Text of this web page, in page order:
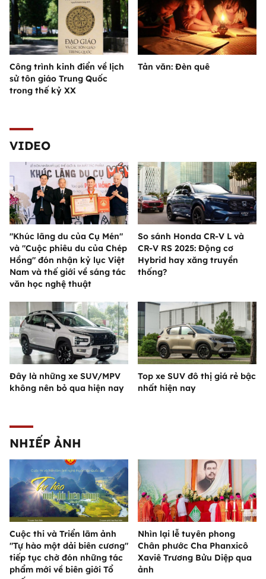
Công trình kinh điển về lịch
sử tôn giáo Trung Quốc
trong thế kỷ XX
Tản văn: Đèn quê
VIDEO
"Khúc lãng du của Cụ Mén"
và "Cuộc phiêu du của Chép
Hồng" đón nhận kỷ lục Việt
Nam và thế giới về sáng tác
văn học nghệ thuật
So sánh Honda CR-V L và
CR-V RS 2025: Động cơ
Hybrid hay xăng truyền
thống?
Đây là những xe SUV/MPV
không nên bỏ qua hiện nay
Top xe SUV đô thị giá rẻ bậc
nhất hiện nay
NHIẾP ẢNH
Cuộc thi và Triển lãm ảnh
"Tự hào một dải biên cương"
tiếp tục chờ đón những tác
phẩm mới về biên giới Tổ
Nhìn lại lễ tuyên phong
Chân phước Cha Phanxicô
Xaviê Trương Bửu Diệp qua
ảnh